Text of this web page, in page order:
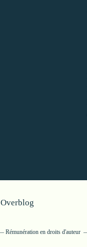
Overblog
Rémunération en droits d'auteur